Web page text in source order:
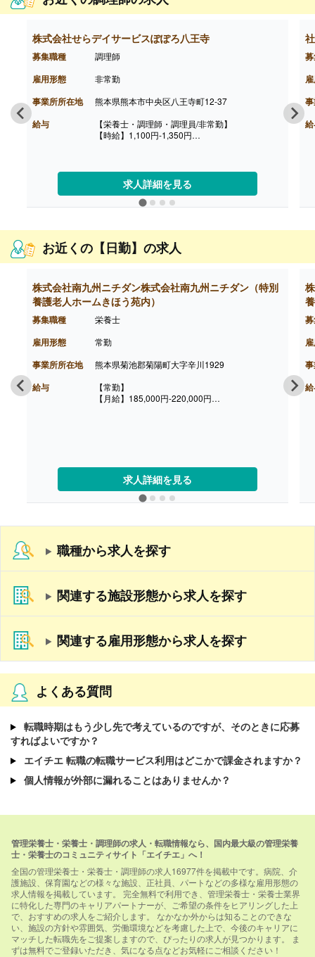
株式会社せらデイサービスぽぽろ八王寺
募集職種 調理師
雇用形態 非常勤
事業所所在地 熊本県熊本市中央区八王寺町12-37
給与
【栄養士・調理師・調理員/非常勤】
【時給】1,100円-1,350円
【退職金】なし
求人詳細を見る
お近くの【日勤】の求人
株式会社南九州ニチダン株式会社南九州ニチダン（特別
養護老人ホームきほう苑内）
募集職種 栄養士
雇用形態 常勤
事業所所在地 熊本県菊池郡菊陽町大字辛川1929
給与
【常勤】
【月給】185,000円-220,000円
求人詳細を見る
職種から求人を探す
関連する施設形態から求人を探す
関連する雇用形態から求人を探す
よくある質問
転職時期はもう少し先で考えているのですが、そのときに応募
すればよいですか？
エイチエ 転職の転職サービス利用はどこかで課金されますか？
個人情報が外部に漏れることはありませんか？
管理栄養士・栄養士・調理師の求人・転職情報なら、国内最大級の管理栄養
士・栄養士のコミュニティサイト「エイチエ」へ！
全国の管理栄養士・栄養士・調理師の求人16977件を掲載中です。病院、介
護施設、保育園などの様々な施設、正社員、パートなどの多様な雇用形態の
求人情報を掲載しています。 完全無料で利用でき、管理栄養士・栄養士業界
に特化した専門のキャリアパートナーが、ご希望の条件をヒアリングした上
で、おすすめの求人をご紹介します。 なかなか外からは知ることのできな
い、施設の方針や雰囲気、労働環境などを考慮した上で、今後のキャリアに
マッチした転職先をご提案しますので、ぴったりの求人が見つかります。 ま
ずは無料でご登録いただき、気になる点などお気軽にご相談ください！